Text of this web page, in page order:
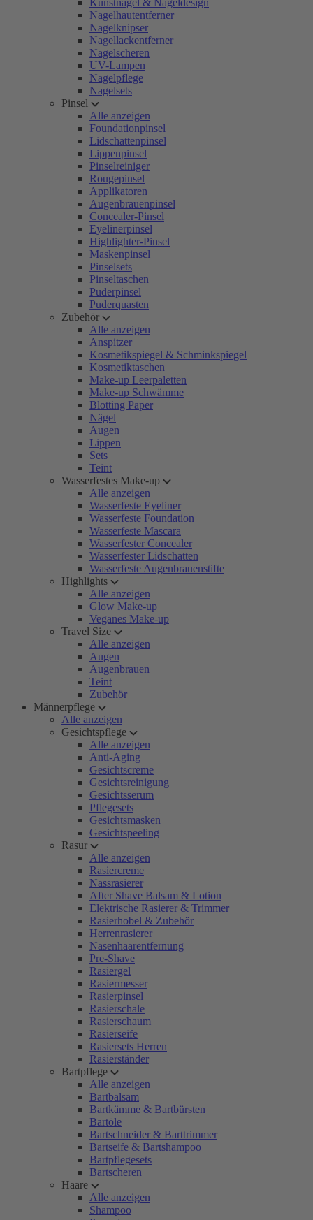
Kunstnägel & Nageldesign
Nagelhautentferner
Nagelknipser
Nagellackentferner
Nagelscheren
UV-Lampen
Nagelpflege
Nagelsets
Pinsel
Alle anzeigen
Foundationpinsel
Lidschattenpinsel
Lippenpinsel
Pinselreiniger
Rougepinsel
Applikatoren
Augenbrauenpinsel
Concealer-Pinsel
Eyelinerpinsel
Highlighter-Pinsel
Maskenpinsel
Pinselsets
Pinseltaschen
Puderpinsel
Puderquasten
Zubehör
Alle anzeigen
Anspitzer
Kosmetikspiegel & Schminkspiegel
Kosmetiktaschen
Make-up Leerpaletten
Make-up Schwämme
Blotting Paper
Nägel
Augen
Lippen
Sets
Teint
Wasserfestes Make-up
Alle anzeigen
Wasserfeste Eyeliner
Wasserfeste Foundation
Wasserfeste Mascara
Wasserfester Concealer
Wasserfester Lidschatten
Wasserfeste Augenbrauenstifte
Highlights
Alle anzeigen
Glow Make-up
Veganes Make-up
Travel Size
Alle anzeigen
Augen
Augenbrauen
Teint
Zubehör
Männerpflege
Alle anzeigen
Gesichtspflege
Alle anzeigen
Anti-Aging
Gesichtscreme
Gesichtsreinigung
Gesichtsserum
Pflegesets
Gesichtsmasken
Gesichtspeeling
Rasur
Alle anzeigen
Rasiercreme
Nassrasierer
After Shave Balsam & Lotion
Elektrische Rasierer & Trimmer
Rasierhobel & Zubehör
Herrenrasierer
Nasenhaarentfernung
Pre-Shave
Rasiergel
Rasiermesser
Rasierpinsel
Rasierschale
Rasierschaum
Rasierseife
Rasiersets Herren
Rasierständer
Bartpflege
Alle anzeigen
Bartbalsam
Bartkämme & Bartbürsten
Bartöle
Bartschneider & Barttrimmer
Bartseife & Bartshampoo
Bartpflegesets
Bartscheren
Haare
Alle anzeigen
Shampoo